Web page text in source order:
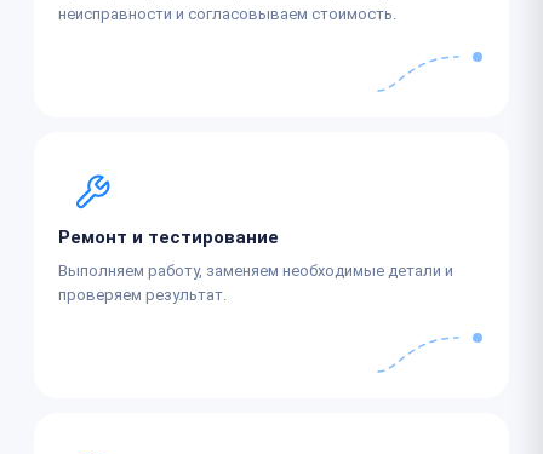
неисправности и согласовываем стоимость.
Ремонт и тестирование
Выполняем работу, заменяем необходимые детали и
проверяем результат.